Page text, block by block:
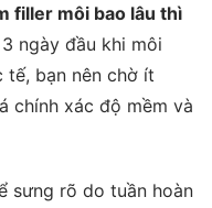
filler môi bao lâu thì
ngày đầu khi môi
tế, bạn nên chờ ít
chính xác độ mềm và
sưng rõ do tuần hoàn